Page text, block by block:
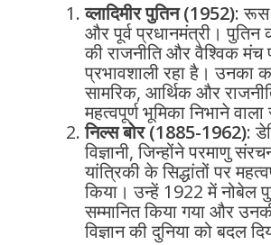
व्लादिमीर पुतिन (1952): रूस
और पूर्व प्रधानमंत्री।
की राजनीति और वैश्विक मंच
प्रभावशाली रहा है। उनका
सामरिक, आर्थिक और
महत्वपूर्ण भूमिका निभाने वाला
निल्स बोर (1885-1962):
विज्ञानी, जिन्होंने परमाणु
यांत्रिकी के सिद्धांतों पर
किया। उन्हें 1922 में नोबेल
सम्मानित किया गया और
विज्ञान की दुनिया को बदल